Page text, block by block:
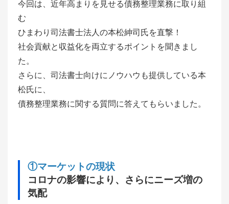
今回は、近年高まりを見せる債務整理業務に取り組
む
ひまわり司法書士法人の本松紳司氏を直撃！
社会貢献と収益化を両立するポイントを聞きまし
た。
さらに、司法書士向けにノウハウも提供している本
松氏に、
債務整理業務に関する質問に答えてもらいました。
①マーケットの現状
コロナの影響により、さらにニーズ増の
気配